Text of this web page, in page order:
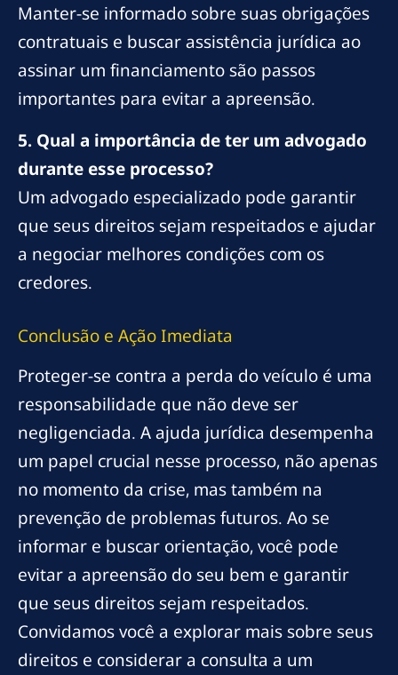
Manter-se informado sobre suas obrigações
contratuais e buscar assistência jurídica ao
assinar um financiamento são passos
importantes para evitar a apreensão.
5. Qual a importância de ter um advogado
durante esse processo?
Um advogado especializado pode garantir
que seus direitos sejam respeitados e ajudar
a negociar melhores condições com os
credores.
Conclusão e Ação Imediata
Proteger-se contra a perda do veículo é uma
responsabilidade que não deve ser
negligenciada. A ajuda jurídica desempenha
um papel crucial nesse processo, não apenas
no momento da crise, mas também na
prevenção de problemas futuros. Ao se
informar e buscar orientação, você pode
evitar a apreensão do seu bem e garantir
que seus direitos sejam respeitados.
Convidamos você a explorar mais sobre seus
direitos e considerar a consulta a um